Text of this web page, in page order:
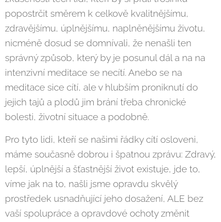
popostrčit směrem k celkově kvalitnějšímu,
zdravějšímu, úplnějšímu, naplněnějšímu životu,
nicméně dosud se domnívali, že nenašli ten
správný způsob, který by je posunul dál a na na
intenzivní meditace se necítí. Anebo se na
meditace sice cítí, ale v hlubším proniknutí do
jejich tajů a plodů jim brání třeba chronické
bolesti, životní situace a podobně.
Pro tyto lidi, kteří se našimi řádky cítí osloveni,
máme současně dobrou i špatnou zprávu: Zdravý,
lepší, úplnější a šťastnější život existuje, jde to,
víme jak na to, našli jsme opravdu skvělý
prostředek usnadňující jeho dosažení, ALE bez
vaší spolupráce a opravdové ochoty změnit